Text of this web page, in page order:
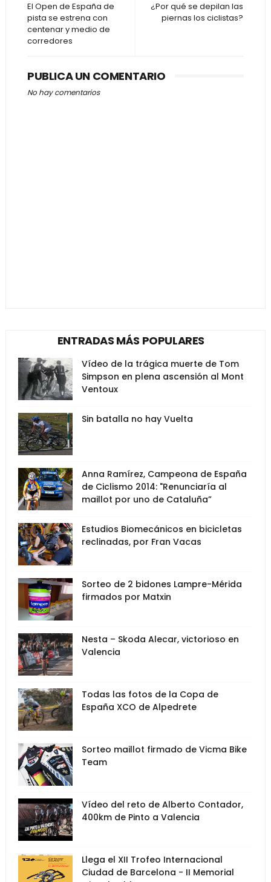
¿Por qué se depilan las
piernas los ciclistas?
El Open de España de
pista se estrena con
centenar y medio de
corredores
PUBLICA UN COMENTARIO
No hay comentarios
ENTRADAS MÁS POPULARES
Vídeo de la trágica muerte de Tom
Simpson en plena ascensión al Mont
Ventoux
Sin batalla no hay Vuelta
Anna Ramírez, Campeona de España
de Ciclismo 2014: "Renunciaría al
maillot por uno de Cataluña”
Estudios Biomecánicos en bicicletas
reclinadas, por Fran Vacas
Sorteo de 2 bidones Lampre-Mérida
firmados por Matxin
Nesta – Skoda Alecar, victorioso en
Valencia
Todas las fotos de la Copa de
España XCO de Alpedrete
Sorteo maillot firmado de Vicma Bike
Team
Vídeo del reto de Alberto Contador,
400km de Pinto a Valencia
Llega el XII Trofeo Internacional
Ciudad de Barcelona - II Memorial